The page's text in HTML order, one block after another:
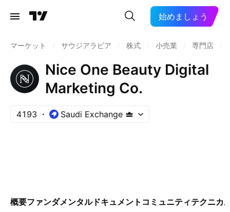
始めましょう
マーケット サウジアラビア 株式 小売業 専門店
Nice One Beauty Digital
Marketing Co.
4193 Saudi Exchange
概要ファンダメンタルドキュメント コミュニティテクニカ